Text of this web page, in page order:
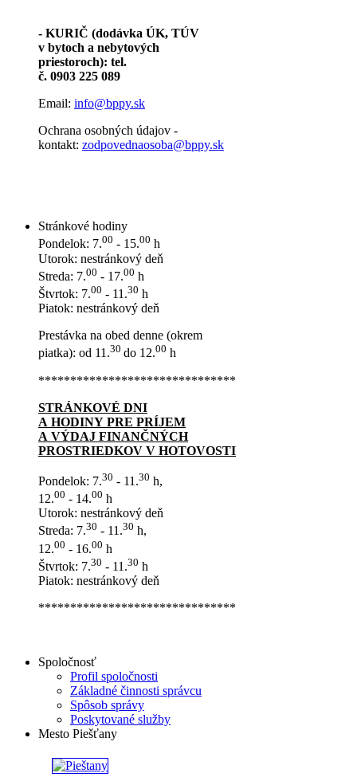
- KURIČ (dodávka ÚK, TÚV
v bytoch a nebytových
priestoroch): tel.
č. 0903 225 089
Email: info@bppy.sk
Ochrana osobných údajov -
kontakt: zodpovednaosoba@bppy.sk
Stránkové hodiny
Pondelok: 7.00 - 15.00 h
Utorok: nestránkový deň
Streda: 7.00 - 17.00 h
Štvrtok: 7.00 - 11.30 h
Piatok: nestránkový deň
Prestávka na obed denne (okrem
piatka): od 11.30 do 12.00 h
*******************************
STRÁNKOVÉ DNI
A HODINY PRE PRÍJEM
A VÝDAJ FINANČNÝCH
PROSTRIEDKOV V HOTOVOSTI
Pondelok: 7.30 - 11.30 h,
12.00 - 14.00 h
Utorok: nestránkový deň
Streda: 7.30 - 11.30 h,
12.00 - 16.00 h
Štvrtok: 7.30 - 11.30 h
Piatok: nestránkový deň
*******************************
Spoločnosť
Profil spoločnosti
Základné činnosti správcu
Spôsob správy
Poskytované služby
Mesto Piešťany